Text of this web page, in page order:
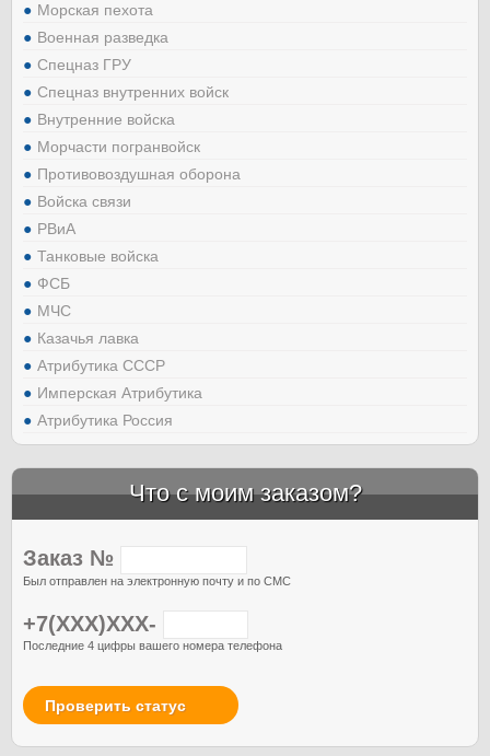
Морская пехота
Военная разведка
Спецназ ГРУ
Спецназ внутренних войск
Внутренние войска
Морчасти погранвойск
Противовоздушная оборона
Войска связи
РВиА
Танковые войска
ФСБ
МЧС
Казачья лавка
Атрибутика СССР
Имперская Атрибутика
Атрибутика Россия
Что с моим заказом?
Заказ №
Был отправлен на электронную почту и по СМС
+7(XXX)XXX-
Последние 4 цифры вашего номера телефона
Проверить статус